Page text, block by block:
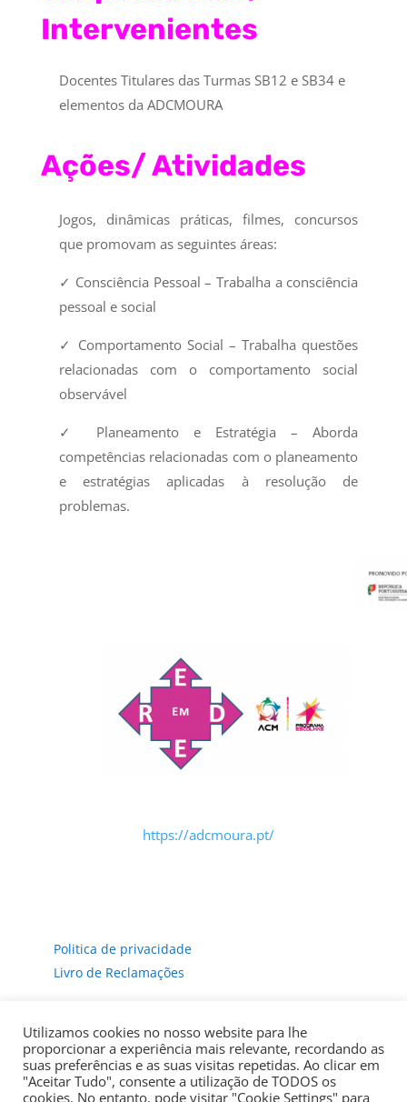
Intervenientes
Docentes Titulares das Turmas SB12 e SB34 e
elementos da ADCMOURA
Ações/ Atividades
Jogos, dinâmicas práticas, filmes, concursos
que promovam as seguintes áreas:
✓ Consciência Pessoal – Trabalha a consciência
pessoal e social
✓ Comportamento Social – Trabalha questões
relacionadas com o comportamento social
observável
✓ Planeamento e Estratégia –Aborda
competências relacionadas com o planeamento
e estratégias aplicadas à resolução de
problemas.
https://adcmoura.pt/
Politica de privacidade
Livro de Reclamações
Utilizamos cookies no nosso website para lhe
proporcionar a experiência mais relevante, recordando as
suas preferências e as suas visitas repetidas. Ao clicar em
"Aceitar Tudo", consente a utilização de TODOS os
cookies. No entanto, pode visitar "Cookie Settings" para